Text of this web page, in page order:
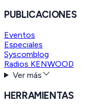
PUBLICACIONES
Eventos
Especiales
Syscomblog
Radios KENWOOD
Ver más
HERRAMIENTAS